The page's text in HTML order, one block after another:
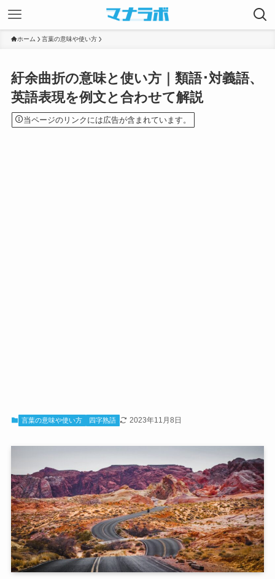
ホーム 言葉の意味や使い方
紆余曲折の意味と使い方｜類語･対義語、
英語表現を例文と合わせて解説
当ページのリンクには広告が含まれています。
言葉の意味や使い方 四字熟語 2023年11月8日